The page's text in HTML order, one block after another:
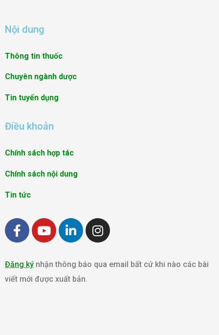
Nội dung
Thông tin thuốc
Chuyên ngành dược
Tin tuyển dụng
Điều khoản
Chính sách hợp tác
Chính sách nội dung
Tin tức
F
a
e
b
o
Y
o
t
u
b
L
i
k
e
d
I
n
t
a
Đăng ký nhận thông báo qua email bất cứ khi nào các bài
viết mới được xuất bản.